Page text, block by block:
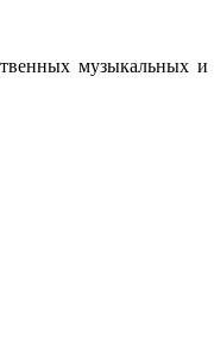
музыкальных и